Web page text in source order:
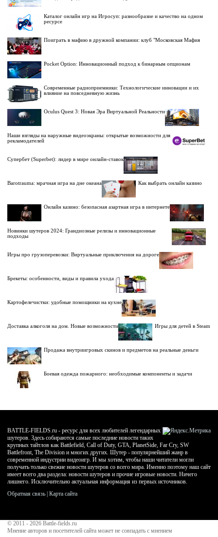
Каталог онлайн игр на Игросуп: разнообразие и качество на одном
ресурсе
Поиграть в мафию в дружной компании: клуб "Московская Мафия
Pocket Option: Инновационный подход к бинарным опционам
Современные радиоприемники: Технологические инновации и их
влияние на повседневную жизнь
Oculus Quest 3: Новая Эра Виртуальной Реальности
Наши взгляды на наружные видеоэкраны: открытые возможности для
рекламодателей
Супербет (Superbet): лидер в мире онлайн-ставок
Barotrauma: мрачная игра на дне океана Как выбрать онлайн казино
Онлайн казино: безопасная азартная игра в интернете
Новинки шутеров 2024: Грандиозные релизы и инновационные
подходы
Игры про грузоперевозки: Виртуальные приключения на дороге
Брекеты: особенности, виды и правила ухода
Картофелечистки: удобные помощники на кухне
Доставка алкоголя на дом. Новые возможности Игры для детей в Steam
Продажа внутриигровых скинов и предметов на реальные деньги
Боевая одежда пожарного: необходимые компоненты и задачи
BATTLE-FIELDS.ru - ресурс для всех любителей легендарных
шутеров. Здесь собираются самые последние новости таких
крупных тайтлов как Battlefield, Call of Duty, GTA, PlanetSide, Far Cry, SW
Battlefront, The Division и многих других. Шутер - популярнейший жанр в
современной индустрии видеоигр. И мы хотим, чтобы наши читатели могли
получать только свежие новости шутеров со всего мира. Именно поэтому наш сайт
имеет всего два раздела: новости шутеров и прочие игровые новости. Ничего
лишнего. Исключительно актуальная информация из первых источников.
Обратная связь Карта сайта
© 2011 - 2026 Battle-fields.ru
Мнение авторов и посетителей сайта может не совпадать с мнением